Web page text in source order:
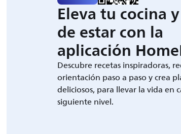
Eleva tu cocina
de estar con la
aplicación
Descubre recetas inspiradoras,
orientación paso a paso y crea
deliciosos, para llevar la vida en
siguiente nivel.